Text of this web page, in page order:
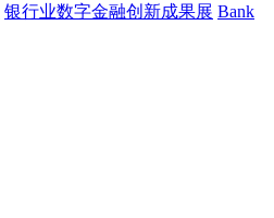
银行业数字金融创新成果展 Bank